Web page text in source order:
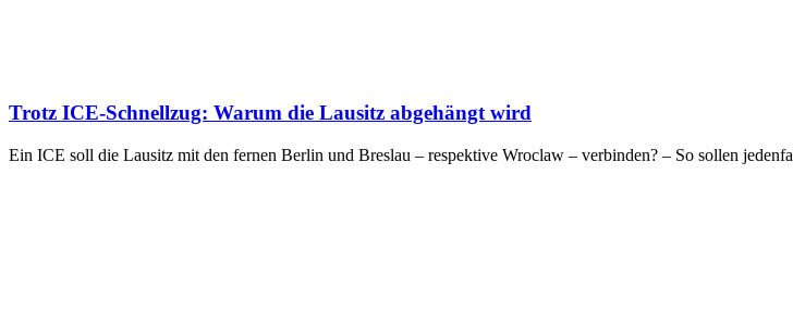
Trotz ICE-Schnellzug: Warum die Lausitz abgehängt wird
Ein ICE soll die Lausitz mit den fernen Berlin und Breslau – respektive Wroclaw – verbinden? – So sollen